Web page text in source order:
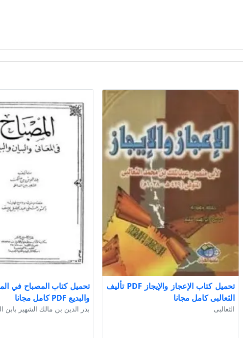
تحميل كتاب الإعجاز والإيجاز PDF تأليف
الثعالبى كامل مجانا
الثعالبى
تحميل كتاب المصباح في
والبديع PDF كامل مجانا
بدر الدين بن مالك الشهير بابن